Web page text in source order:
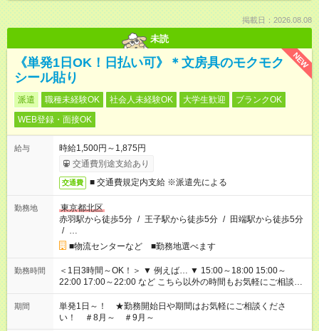
掲載日：2026.08.08
未読
NEW
《単発1日OK！日払い可》＊文房具のモクモク
シール貼り
派遣 職種未経験OK 社会人未経験OK 大学生歓迎
ブランクOK
WEB登録・面接OK
給与
時給1,500円～1,875円
交通費別途支給あり
交通費 ■ 交通費規定内支給 ※派遣先による
勤務地
東京都北区
赤羽駅から徒歩5分 / 王子駅から徒歩5分 / 田端駅から徒歩5分
/ …
■物流センターなど ■勤務地選べます
勤務時間
＜1日3時間～OK！＞ ▼ 例えば… ▼ 15:00～18:00 15:00～
22:00 17:00～22:00 など こちら以外の時間もお気軽にご相談く
ださい！
期間
単発1日～！ ★勤務開始日や期間はお気軽にご相談くださ
い！ ＃8月～ ＃9月～